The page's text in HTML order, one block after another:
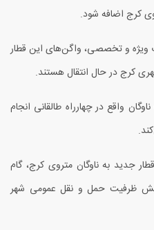
ویژه و تخصصی، واگن‌های این قطار
واقع در چهارراه طالقانی انجام
جدید به ناوگان متروی کرج، گام
تکمیل خط ۲ و افزایش ظرفیت حمل و نقل عمومی شهر